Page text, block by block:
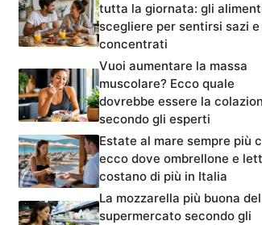
tutta la giornata: gli
scegliere per sentirsi sazi e
concentrati
Vuoi aumentare la massa
muscolare? Ecco quale
dovrebbe essere la
secondo gli esperti
Estate al mare sempre più
ecco dove ombrellone e
costano di più in Italia
La mozzarella più buona del
supermercato secondo gli